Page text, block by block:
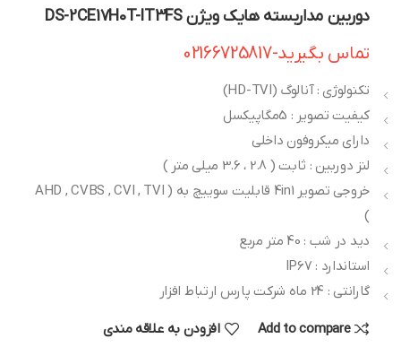
دوربین مداربسته هایک ویژن DS-2CE17H0T-IT3FS
تماس بگیرید-02166725817
تکنولوژی : آنالوگ (HD-TVI)
کیفیت تصویر : 5مگاپیکسل
دارای میکروفون داخلی
لنز دوربین : ثابت ( 2.8 ، 3.6 میلی متر )
خروجی تصویر 4in1 قابلیت سوییچ به ( AHD , CVBS , CVI , TVI
)
دید در شب : 40 متر مربع
استاندارد : IP67
گارانتی : 24 ماه شرکت پارس ارتباط افزار
Add to compare افزودن به علاقه مندی